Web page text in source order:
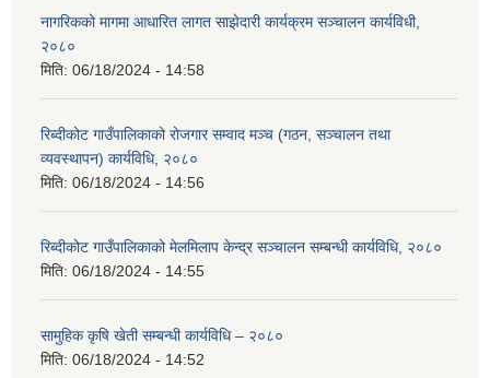
नागरिकको मागमा आधारित लागत साझेदारी कार्यक्रम सञ्चालन कार्यविधी,
२०८०
मिति: 06/18/2024 - 14:58
रिब्दीकोट गाउँपालिकाको रोजगार सम्वाद मञ्च (गठन, सञ्चालन तथा
व्यवस्थापन) कार्यविधि, २०८०
मिति: 06/18/2024 - 14:56
रिब्दीकोट गाउँपालिकाको मेलमिलाप केन्द्र सञ्चालन सम्बन्धी कार्यविधि, २०८०
मिति: 06/18/2024 - 14:55
सामुहिक कृषि खेती सम्बन्धी कार्यविधि – २०८०
मिति: 06/18/2024 - 14:52